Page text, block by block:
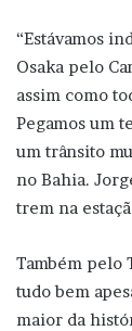
“Estávamos
Osaka pelo
assim como
Pegamos um
um trânsito
no Bahia.
trem na
Também pelo
tudo bem
maior da